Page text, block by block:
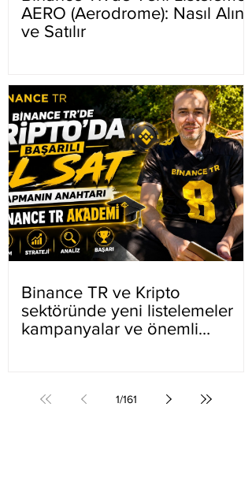
AERO (Aerodrome): Nasıl Alınır
ve Satılır
Binance TR ve Kripto
sektöründe yeni listelemeler
kampanyalar ve önemli
1/161